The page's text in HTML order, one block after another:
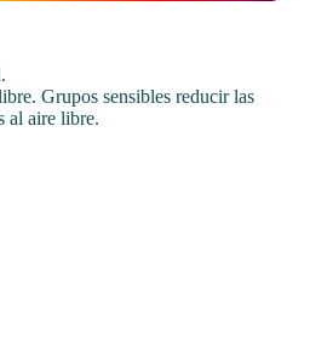
Grupos sensibles reducir las
al aire libre.